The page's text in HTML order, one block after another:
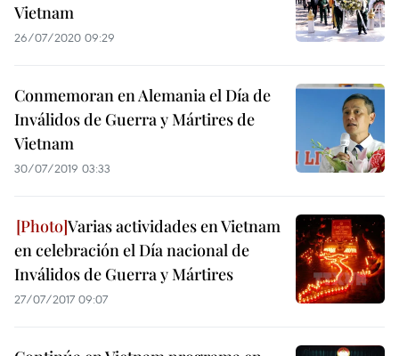
Vietnam
26/07/2020 09:29
Conmemoran en Alemania el Día de
Inválidos de Guerra y Mártires de
Vietnam
30/07/2019 03:33
Varias actividades en Vietnam
en celebración el Día nacional de
Inválidos de Guerra y Mártires
27/07/2017 09:07